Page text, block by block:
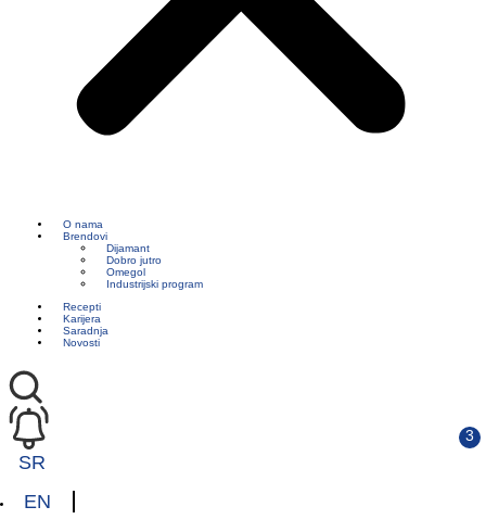
O nama
Brendovi
Dijamant
Dobro jutro
Omegol
Industrijski program
Recepti
Karijera
Saradnja
Novosti
SR
EN